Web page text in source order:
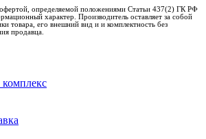
офертой, определяемой положениями Статьи 437(2) ГК РФ
характер. Производитель оставляет за собой
товара, его внешний вид и и комплектность без
продавца.